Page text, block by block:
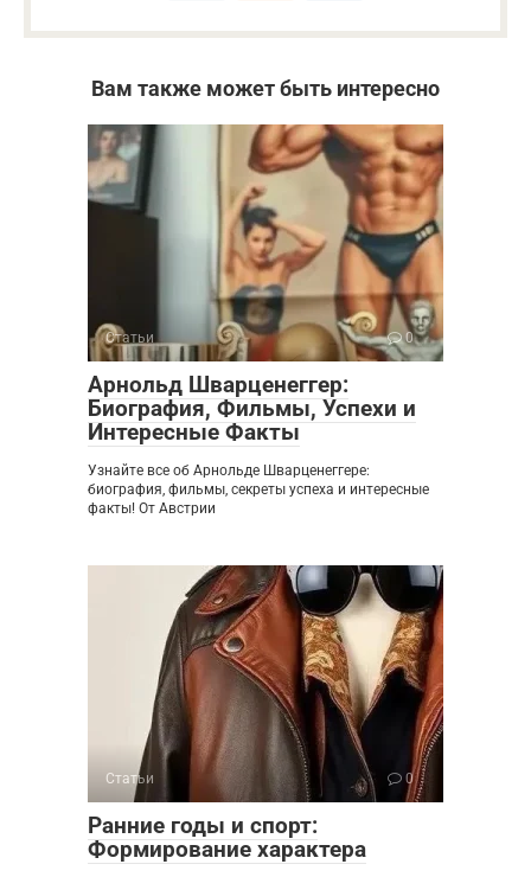
Вам также может быть интересно
Статьи 0
Арнольд Шварценеггер:
Биография, Фильмы, Успехи и
Интересные Факты
Узнайте все об Арнольде Шварценеггере:
биография, фильмы, секреты успеха и интересные
факты! От Австрии
Статьи 0
Ранние годы и спорт:
Формирование характера